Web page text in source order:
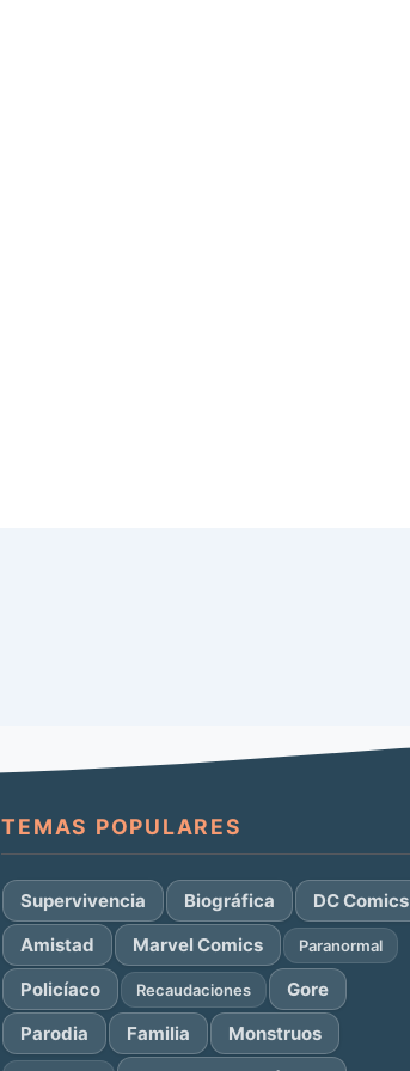
TEMAS POPULARES
Supervivencia Biográfica
DC Comics
Amistad
Marvel Comics Paranormal
Policíaco Recaudaciones
Gore
Parodia
Familia Monstruos